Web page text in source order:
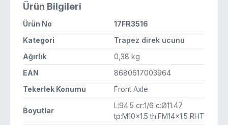
Ürün Bilgileri
Ürün No
17FR3516
Kategori
Trapez direk ucunu
Ağırlık
0,38 kg
EAN
8680617003964
Tekerlek Konumu
Front Axle
Boyutlar
L:94.5 cr:1/6 c:Ø11.47
tp:M10x1.5 th:FM14x1.5 RHT